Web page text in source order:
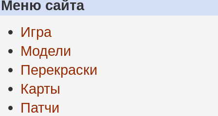
Меню сайта
Игра
Модели
Перекраски
Карты
Патчи